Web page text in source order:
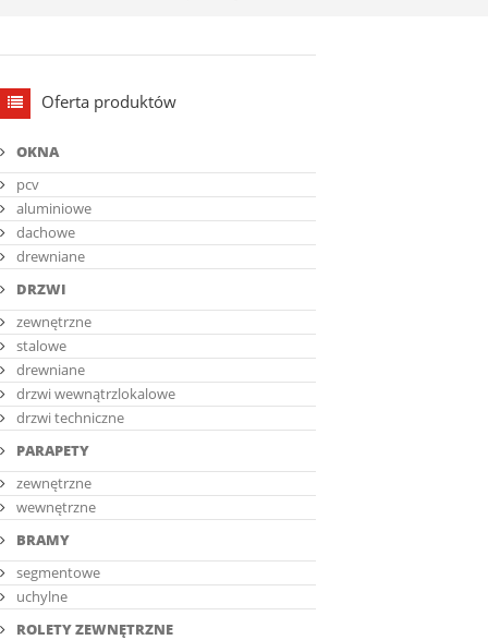
Oferta produktów
OKNA
pcv
aluminiowe
dachowe
drewniane
DRZWI
zewnętrzne
stalowe
drewniane
drzwi wewnątrzlokalowe
drzwi techniczne
PARAPETY
zewnętrzne
wewnętrzne
BRAMY
segmentowe
uchylne
ROLETY ZEWNĘTRZNE